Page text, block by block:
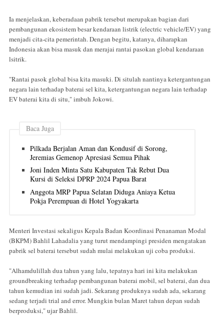
Ia menjelaskan, keberadaan pabrik tersebut merupakan bagian dari
pembangunan ekosistem besar kendaraan listrik (electric vehicle/EV) yang
menjadi cita-cita pemerintah. Dengan begitu, katanya, diharapkan
Indonesia akan bisa masuk dan merajai rantai pasokan global kendaraan
lsitrik.
"Rantai pasok global bisa kita masuki. Di situlah nantinya ketergantungan
negara lain terhadap baterai sel kita, ketergantungan negara lain terhadap
EV baterai kita di situ," imbuh Jokowi.
Baca Juga
Pilkada Berjalan Aman dan Kondusif di Sorong,
Jeremias Gemenop Apresiasi Semua Pihak
Joni Inden Minta Satu Kabupaten Tak Rebut Dua
Kursi di Seleksi DPRP 2024 Papua Barat
Anggota MRP Papua Selatan Diduga Aniaya Ketua
Pokja Perempuan di Hotel Yogyakarta
Menteri Investasi sekaligus Kepala Badan Koordinasi Penanaman Modal
(BKPM) Bahlil Lahadalia yang turut mendampingi presiden mengatakan
pabrik sel baterai tersebut sudah mulai melakukan uji coba produksi.
"Alhamdulillah dua tahun yang lalu, tepatnya hari ini kita melakukan
groundbreaking terhadap pembangunan baterai mobil, sel baterai, dan dua
tahun kemudian ini sudah jadi. Sekarang produknya sudah ada, sekarang
sedang terjadi trial and error. Mungkin bulan Maret tahun depan sudah
berproduksi," ujar Bahlil.